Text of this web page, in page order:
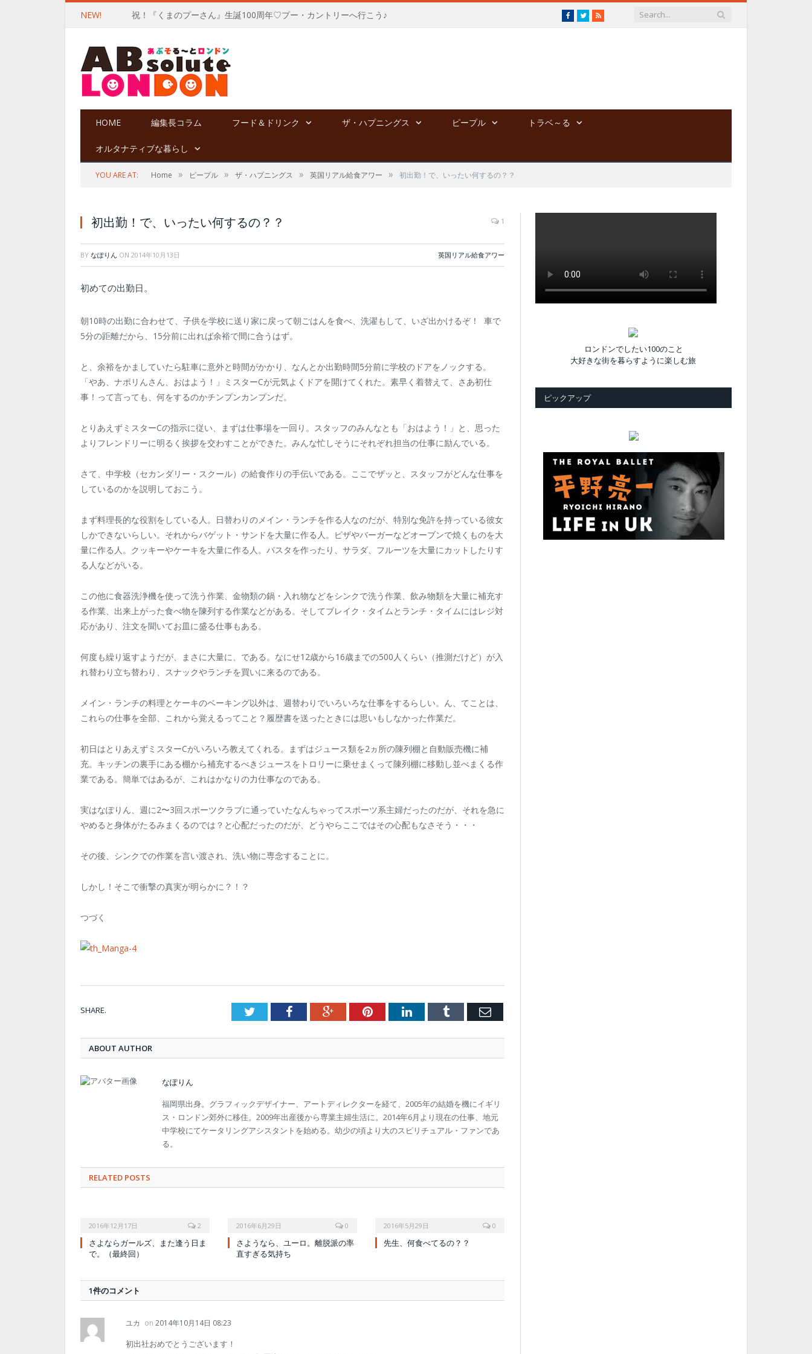
NEW! 祝！『くまのプーさん』生誕100周年♡プー・カントリーへ行こう♪ Facebook
TwitterRSS
HOME 編集長コラム フード＆ドリンク ザ・ハプニングス ピープル トラベ～る
オルタナティブな暮らし
YOU ARE AT: Home » ピープル » ザ・ハプニングス » 英国リアル給食アワー » 初出勤！で、いったい何するの？？
初出勤！で、いったい何するの？？ 1
BY なぽりん ON 2014年10月13日 英国リアル給食アワー
初めての出勤日。
朝10時の出勤に合わせて、子供を学校に送り家に戻って朝ごはんを食べ、洗濯もして、いざ出かけるぞ！ 車で
5分の距離だから、15分前に出れば余裕で間に合うはず。
と、余裕をかましていたら駐車に意外と時間がかかり、なんとか出勤時間5分前に学校のドアをノックする。
「やあ、ナポリんさん、おはよう！」ミスターCが元気よくドアを開けてくれた。素早く着替えて、さあ初仕
事！って言っても、何をするのかチンプンカンプンだ。
とりあえずミスターCの指示に従い、まずは仕事場を一回り。スタッフのみんなとも「おはよう！」と、思った
よりフレンドリーに明るく挨拶を交わすことができた。みんな忙しそうにそれぞれ担当の仕事に励んでいる。
さて、中学校（セカンダリー・スクール）の給食作りの手伝いである。ここでザッと、スタッフがどんな仕事を
しているのかを説明しておこう。
まず料理長的な役割をしている人。日替わりのメイン・ランチを作る人なのだが、特別な免許を持っている彼女
しかできないらしい。それからバゲット・サンドを大量に作る人。ピザやバーガーなどオーブンで焼くものを大
量に作る人。クッキーやケーキを大量に作る人。パスタを作ったり、サラダ、フルーツを大量にカットしたりす
る人などがいる。
この他に食器洗浄機を使って洗う作業、金物類の鍋・入れ物などをシンクで洗う作業、飲み物類を大量に補充す
る作業、出来上がった食べ物を陳列する作業などがある。そしてブレイク・タイムとランチ・タイムにはレジ対
応があり、注文を聞いてお皿に盛る仕事もある。
何度も繰り返すようだが、まさに大量に、である。なにせ12歳から16歳までの500人くらい（推測だけど）が入
れ替わり立ち替わり、スナックやランチを買いに来るのである。
メイン・ランチの料理とケーキのベーキング以外は、週替わりでいろいろな仕事をするらしい。ん、てことは、
これらの仕事を全部、これから覚えるってこと？履歴書を送ったときには思いもしなかった作業だ。
初日はとりあえずミスターCがいろいろ教えてくれる。まずはジュース類を2ヵ所の陳列棚と自動販売機に補
充。キッチンの裏手にある棚から補充するべきジュースをトロリーに乗せまくって陳列棚に移動し並べまくる作
業である。簡単ではあるが、これはかなりの力仕事なのである。
実はなぽりん、週に2〜3回スポーツクラブに通っていたなんちゃってスポーツ系主婦だったのだが、それを急に
やめると身体がたるみまくるのでは？と心配だったのだが、どうやらここではその心配もなさそう・・・
その後、シンクでの作業を言い渡され、洗い物に専念することに。
しかし！そこで衝撃の真実が明らかに？！？
つづく
SHARE. TwitterFacebookGoogle+PinterestLinkedInTumblr Email
ABOUT AUTHOR
なぽりん
福岡県出身。グラフィックデザイナー、アートディレクターを経て、2005年の結婚を機にイギリ
ス・ロンドン郊外に移住。2009年出産後から専業主婦生活に。2014年6月より現在の仕事、地元
中学校にてケータリングアシスタントを始める。幼少の頃より大のスピリチュアル・ファンであ
る。
RELATED POSTS
2016年12月17日 2
さよならガールズ、また逢う日ま
で。（最終回）
2016年6月29日 0
さようなら、ユーロ。離脱派の率
直すぎる気持ち
2016年5月29日 0
先生、何食べてるの？？
1件のコメント
ユカ on 2014年10月14日 08:23
初出社おめでとうございます！
ロンドンでしたい100のこと
大好きな街を暮らすように楽しむ旅
ピックアップ